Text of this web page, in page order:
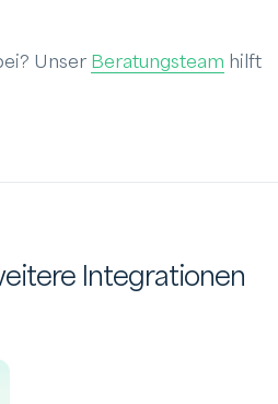
Unser Beratungsteam hilft
Integrationen